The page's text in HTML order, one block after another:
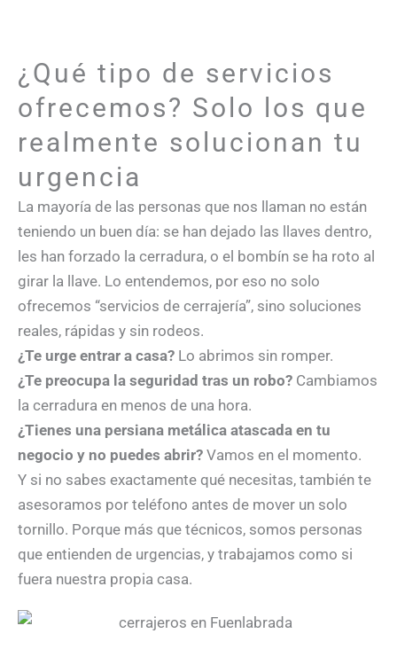
¿Qué tipo de servicios
ofrecemos? Solo los que
realmente solucionan tu
urgencia
La mayoría de las personas que nos llaman no están
teniendo un buen día: se han dejado las llaves dentro,
les han forzado la cerradura, o el bombín se ha roto al
girar la llave. Lo entendemos, por eso no solo
ofrecemos “servicios de cerrajería”, sino soluciones
reales, rápidas y sin rodeos.
¿Te urge entrar a casa? Lo abrimos sin romper.
¿Te preocupa la seguridad tras un robo? Cambiamos
la cerradura en menos de una hora.
¿Tienes una persiana metálica atascada en tu
negocio y no puedes abrir? Vamos en el momento.
Y si no sabes exactamente qué necesitas, también te
asesoramos por teléfono antes de mover un solo
tornillo. Porque más que técnicos, somos personas
que entienden de urgencias, y trabajamos como si
fuera nuestra propia casa.